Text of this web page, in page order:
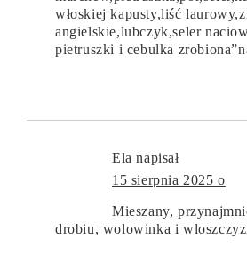
włoskiej kapusty,liść
angielskie,lubczyk,seler
pietruszki i cebulka
Ela napisał
15 sierpnia 2025 o
Mieszany,
drobiu, wolowinka i